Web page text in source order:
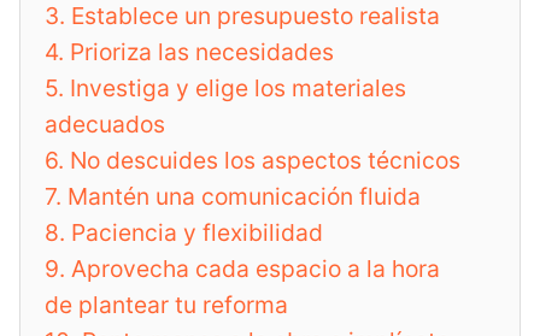
3. Establece un presupuesto realista
4. Prioriza las necesidades
5. Investiga y elige los materiales
adecuados
6. No descuides los aspectos técnicos
7. Mantén una comunicación fluida
8. Paciencia y flexibilidad
9. Aprovecha cada espacio a la hora
de plantear tu reforma